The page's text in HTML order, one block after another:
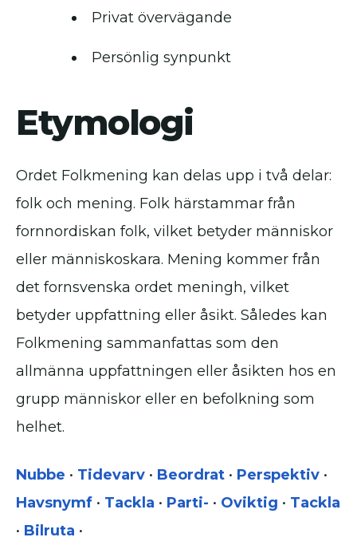
Privat övervägande
Persönlig synpunkt
Etymologi
Ordet Folkmening kan delas upp i två delar:
folk och mening. Folk härstammar från
fornnordiskan folk, vilket betyder människor
eller människoskara. Mening kommer från
det fornsvenska ordet meningh, vilket
betyder uppfattning eller åsikt. Således kan
Folkmening sammanfattas som den
allmänna uppfattningen eller åsikten hos en
grupp människor eller en befolkning som
helhet.
Nubbe • Tidevarv • Beordrat • Perspektiv •
Havsnymf • Tackla • Parti- • Oviktig • Tackla
• Bilruta •